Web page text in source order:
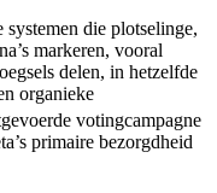
die plotselinge,
markeren, vooral
delen, in hetzelfde
organieke
votingcampagne
primaire bezorgdheid